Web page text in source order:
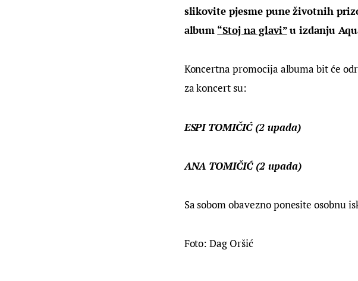
slikovite pjesme pune životnih
album “Stoj na glavi” u izdanju
Koncertna promocija albuma bit će
za koncert su:
ESPI TOMIČIĆ (2 upada)
ANA TOMIČIĆ (2 upada)
Sa sobom obavezno ponesite osobnu
Foto: Dag Oršić